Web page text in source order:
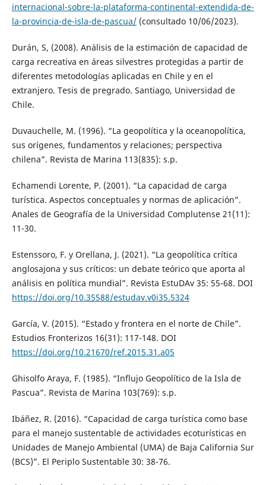
internacional-sobre-la-plataforma-continental-extendida-de-
la-provincia-de-isla-de-pascua/(consultado 10/06/2023).
Durán, S, (2008). Análisis de la estimación de capacidad de
carga recreativa en áreas silvestres protegidas a partir de
diferentes metodologías aplicadas en Chile y en el
extranjero. Tesis de pregrado. Santiago, Universidad de
Chile.
Duvauchelle, M. (1996). “La geopolítica y la oceanopolítica,
sus orígenes, fundamentos y relaciones; perspectiva
chilena”. Revista de Marina 113(835): s.p.
Echamendi Lorente, P. (2001). “La capacidad de carga
turística. Aspectos conceptuales y normas de aplicación”.
Anales de Geografía de la Universidad Complutense 21(11):
11-30.
Estenssoro, F. y Orellana, J. (2021). “La geopolítica crítica
anglosajona y sus críticos: un debate teórico que aporta al
análisis en política mundial”. Revista EstuDAv 35: 55-68. DOI
https://doi.org/10.35588/estudav.v0i35.5324
García, V. (2015). “Estado y frontera en el norte de Chile”.
Estudios Fronterizos 16(31): 117-148. DOI
https://doi.org/10.21670/ref.2015.31.a05
Ghisolfo Araya, F. (1985). “Influjo Geopolítico de la Isla de
Pascua”. Revista de Marina 103(769): s.p.
Ibáñez, R. (2016). “Capacidad de carga turística como base
para el manejo sustentable de actividades ecoturísticas en
Unidades de Manejo Ambiental (UMA) de Baja California Sur
(BCS)”. El Periplo Sustentable 30: 38-76.